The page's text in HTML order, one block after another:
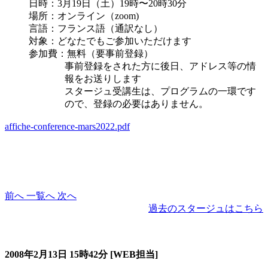
日時：3月19日（土）19時〜20時30分
場所：オンライン（zoom)
言語：フランス語（通訳なし）
対象：どなたでもご参加いただけます
参加費：無料（要事前登録）
事前登録をされた方に後日、アドレス等の情
報をお送りします
スタージュ受講生は、プログラムの一環です
ので、登録の必要はありません。
affiche-conference-mars2022.pdf
前へ 一覧へ 次へ
過去のスタージュはこちら
2008年2月13日 15時42分 [WEB担当]